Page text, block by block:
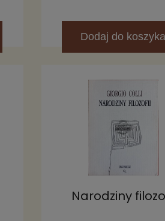
Dodaj do koszyka
Narodziny